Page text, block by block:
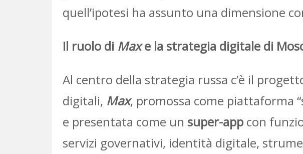
quell’ipotesi ha assunto una dimensione
Il ruolo di Maxe la strategia digitale di
Al centro della strategia russa c’è il
digitali, Max, promossa come piattaforma
e presentata come un super-app con
servizi governativi, identità digitale,